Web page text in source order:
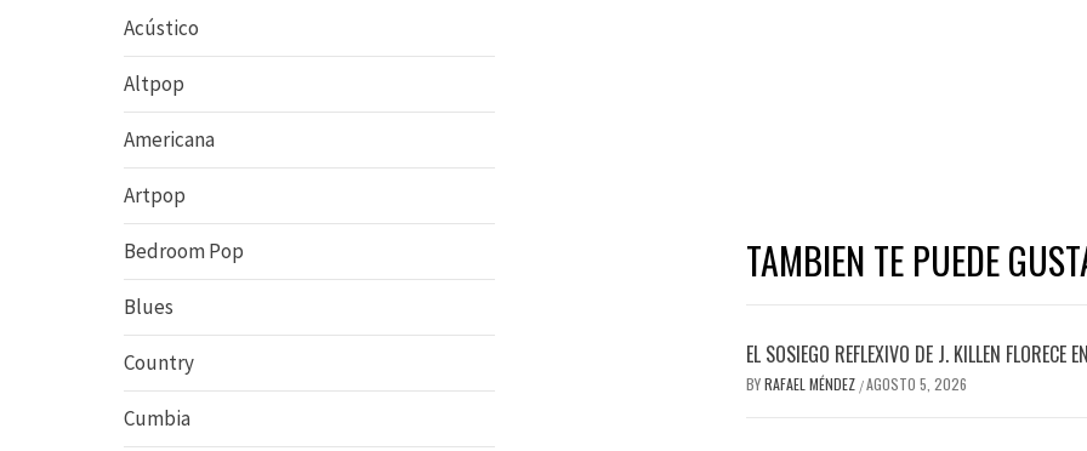
TAMBIEN TE PUEDE
EL SOSIEGO REFLEXIVO DE J. KILLEN FLORECE
BYRAFAEL MÉNDEZ /AGOSTO 5, 2026
Acústico
Altpop
Americana
Artpop
Bedroom Pop
Blues
Country
Cumbia